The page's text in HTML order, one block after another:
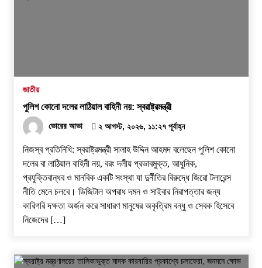
জাতীয়
পুলিশ কোনো দলের লাঠিয়াল বাহিনী নয়: স্বরাষ্ট্রমন্ত্রী
ভোরের আভা ২ আগস্ট, ২০২৬, ১১:২৭ পূর্বাহ্ন
নিজস্ব প্রতিনিধি: স্বরাষ্ট্রমন্ত্রী সালাহ উদ্দিন আহমদ বলেছেন পুলিশ কোনো
দলের বা লাঠিয়াল বাহিনী নয়, বরং দলীয় প্রভাবমুক্ত, আধুনিক,
প্রযুক্তিবান্ধব ও মানবিক একটি সংস্থা যা দুর্নীতির বিরুদ্ধে জিরো টলারেন্স
নীতি মেনে চলবে। ডিজিটাল অপরাধ দমন ও সাইবার নিরাপত্তার জন্য
কারিগরি দক্ষতা অর্জন করে সাধারণ মানুষের অকৃত্রিম বন্ধু ও সেবক হিসেবে
নিজেদের […]